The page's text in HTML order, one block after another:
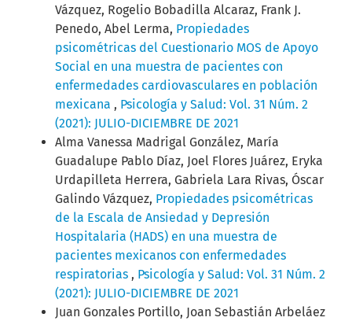
Vázquez, Rogelio Bobadilla Alcaraz, Frank J.
Penedo, Abel Lerma, Propiedades
psicométricas del Cuestionario MOS de Apoyo
Social en una muestra de pacientes con
enfermedades cardiovasculares en población
mexicana , Psicología y Salud: Vol. 31 Núm. 2
(2021): JULIO-DICIEMBRE DE 2021
Alma Vanessa Madrigal González, María
Guadalupe Pablo Díaz, Joel Flores Juárez, Eryka
Urdapilleta Herrera, Gabriela Lara Rivas, Óscar
Galindo Vázquez, Propiedades psicométricas
de la Escala de Ansiedad y Depresión
Hospitalaria (HADS) en una muestra de
pacientes mexicanos con enfermedades
respiratorias , Psicología y Salud: Vol. 31 Núm. 2
(2021): JULIO-DICIEMBRE DE 2021
Juan Gonzales Portillo, Joan Sebastián Arbeláez